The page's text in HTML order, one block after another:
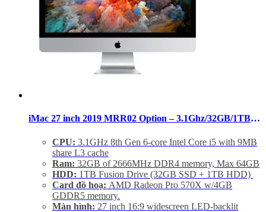
iMac 27 inch 2019 MRR02 Option – 3.1Ghz/32GB/1TB FD/Pro 575X
CPU: 3.1GHz 8th Gen 6-core Intel Core i5 with 9MB
share L3 cache
Ram: 32GB of 2666MHz DDR4 memory, Max 64GB
HDD: 1TB Fusion Drive (32GB SSD + 1TB HDD)
Card đồ hoạ: AMD Radeon Pro 570X w/4GB
GDDR5 memory.
Màn hình: 27 inch 16:9 widescreen LED-backlit